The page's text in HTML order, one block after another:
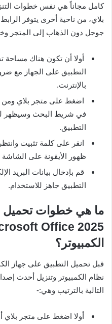
كامل مجاناً هي نفس خطوات
بلاي، من ناحية أخرى يتوفر
جوجل دون الذهاب إلى المتجر
أولا أن تكون هناك مساحة
التطبيق على الجهاز مع
بالإنترنت.
اضغط على متجر بلاي ومن
في شريط البحث وسيظهر
التطبيق.
انقر على كلمة تثبيت
ظهور الأيقونة على
قم بإدخال بيانات البريد
التطبيق جاهز للاستخدام.
ما هي خطوات
الكمبيوتر؟
قبل تحميل التطبيق على جهاز
نظام الكمبيوتر وتنزيل أحدث
التالية بالترتيب وهي:-
أولا اضغط على متجر بلاي